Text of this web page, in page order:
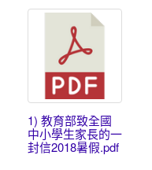
1) 教育部致全國
中小學生家長的一
封信2018暑假.pdf